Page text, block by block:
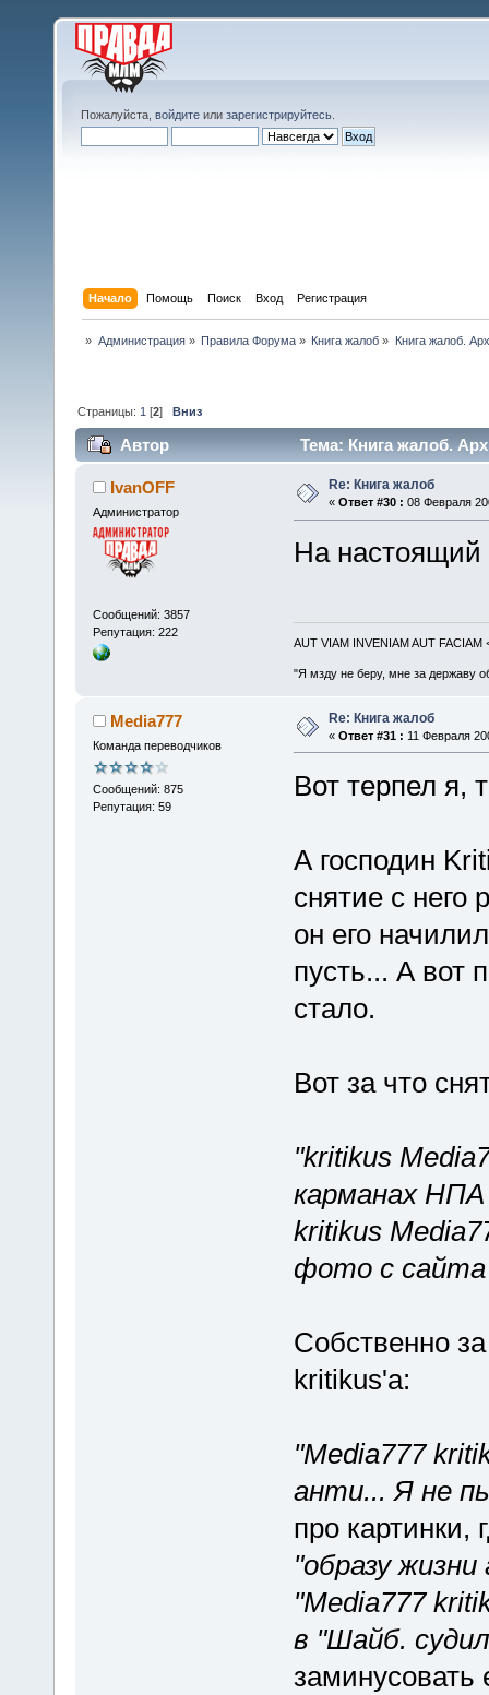
Пожалуйста, войдите или зарегистрируйтесь
Начало Помощь Поиск Вход Регистрация
» Администрация» Правила Форума» Книга жалоб » Книга жалоб.
Страницы: 1 [2]Вниз
Автор Тема: Книга жалоб.
IvanOFF
Администратор
Сообщений: 3857
Репутация: 222
Re: Книга жалоб
« Ответ #30 : 08 Февраля
На
AUT VIAM INVENIAM AUT FACIAM
"Я мзду не беру, мне за державу
Media777
Команда переводчиков
Сообщений: 875
Репутация: 59
Re: Книга жалоб
« Ответ #31 : 11 Февраля
Вот терпел я,
А господин
снятие с него
он его
пусть... А вот
стало.
Вот за что
"kritikus
карманах
kritikus
фото с
Собственно
kritikus'а:
"Media777
анти... Я не
про
"образу
"Media777
в "Шайб.